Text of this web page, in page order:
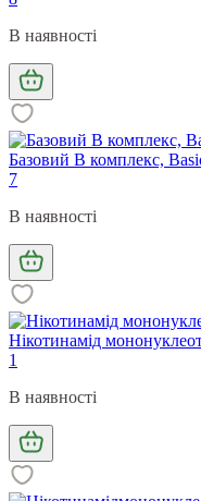
В наявності
Базовий В комплекс,
7
В наявності
Нікотинамід
1
В наявності